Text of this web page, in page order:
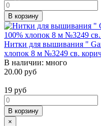
В корзину
Нитки для вышивания "
хлопок 8 м №3249 св.
В наличии: много
20.00 руб
19 руб
В корзину
×